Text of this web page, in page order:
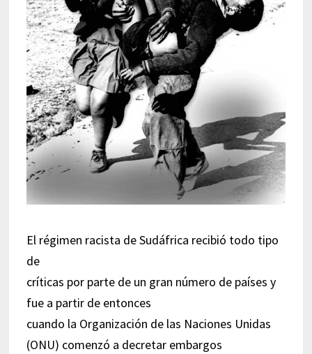
El régimen racista de Sudáfrica recibió todo tipo
de
críticas por parte de un gran número de países y
fue a partir de entonces
cuando la Organización de las Naciones Unidas
(ONU) comenzó a decretar embargos